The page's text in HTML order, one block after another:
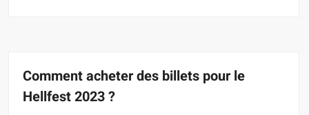
Comment acheter des billets pour le
Hellfest 2023 ?